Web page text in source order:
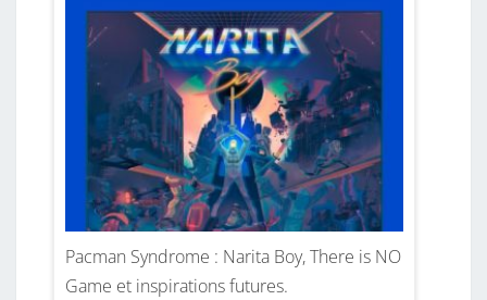
Pacman Syndrome : Narita Boy, There is NO
Game et inspirations futures.